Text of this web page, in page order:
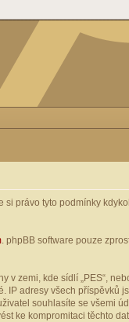
právo tyto podmínky
. phpBB software pouze
zemi, kde sídlí „PES“,
IP adresy všech příspěvků
souhlasíte se všemi
ke kompromitaci těchto dat.